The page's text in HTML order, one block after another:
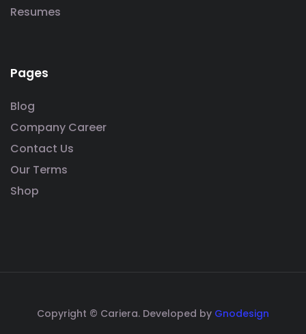
Resumes
Pages
Blog
Company Career
Contact Us
Our Terms
Shop
Copyright © Cariera. Developed by Gnodesign